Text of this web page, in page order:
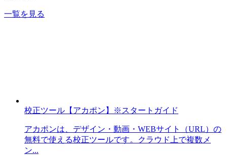
一覧を見る
校正ツール【アカポン】※スタートガイド
アカポンは、デザイン・動画・WEBサイト（URL）の
無料で使える校正ツールです。クラウド上で複数メ
ン...